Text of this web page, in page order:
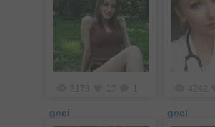
3178 17
geci
4242
geci